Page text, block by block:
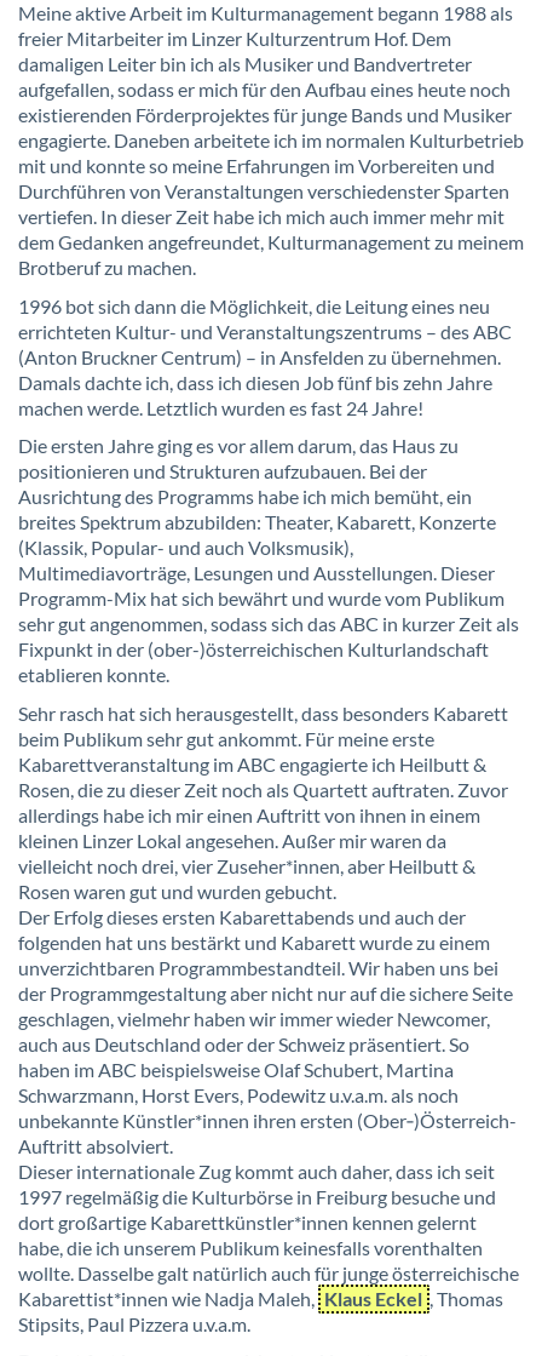
Meine aktive Arbeit im Kulturmanagement begann 1988 als
freier Mitarbeiter im Linzer Kulturzentrum Hof. Dem
damaligen Leiter bin ich als Musiker und Bandvertreter
aufgefallen, sodass er mich für den Aufbau eines heute noch
existierenden Förderprojektes für junge Bands und Musiker
engagierte. Daneben arbeitete ich im normalen Kulturbetrieb
mit und konnte so meine Erfahrungen im Vorbereiten und
Durchführen von Veranstaltungen verschiedenster Sparten
vertiefen. In dieser Zeit habe ich mich auch immer mehr mit
dem Gedanken angefreundet, Kulturmanagement zu meinem
Brotberuf zu machen.
1996 bot sich dann die Möglichkeit, die Leitung eines neu
errichteten Kultur- und Veranstaltungszentrums – des ABC
(Anton Bruckner Centrum) – in Ansfelden zu übernehmen.
Damals dachte ich, dass ich diesen Job fünf bis zehn Jahre
machen werde. Letztlich wurden es fast 24 Jahre!
Die ersten Jahre ging es vor allem darum, das Haus zu
positionieren und Strukturen aufzubauen. Bei der
Ausrichtung des Programms habe ich mich bemüht, ein
breites Spektrum abzubilden: Theater, Kabarett, Konzerte
(Klassik, Popular- und auch Volksmusik),
Multimediavorträge, Lesungen und Ausstellungen. Dieser
Programm-Mix hat sich bewährt und wurde vom Publikum
sehr gut angenommen, sodass sich das ABC in kurzer Zeit als
Fixpunkt in der (ober-)österreichischen Kulturlandschaft
etablieren konnte.
Sehr rasch hat sich herausgestellt, dass besonders Kabarett
beim Publikum sehr gut ankommt. Für meine erste
Kabarettveranstaltung im ABC engagierte ich Heilbutt &
Rosen, die zu dieser Zeit noch als Quartett auftraten. Zuvor
allerdings habe ich mir einen Auftritt von ihnen in einem
kleinen Linzer Lokal angesehen. Außer mir waren da
vielleicht noch drei, vier Zuseher*innen, aber Heilbutt &
Rosen waren gut und wurden gebucht.
Der Erfolg dieses ersten Kabarettabends und auch der
folgenden hat uns bestärkt und Kabarett wurde zu einem
unverzichtbaren Programmbestandteil. Wir haben uns bei
der Programmgestaltung aber nicht nur auf die sichere Seite
geschlagen, vielmehr haben wir immer wieder Newcomer,
auch aus Deutschland oder der Schweiz präsentiert. So
haben im ABC beispielsweise Olaf Schubert, Martina
Schwarzmann, Horst Evers, Podewitz u.v.a.m. als noch
unbekannte Künstler*innen ihren ersten (Ober‑)Österreich-
Auftritt absolviert.
Dieser internationale Zug kommt auch daher, dass ich seit
1997 regelmäßig die Kulturbörse in Freiburg besuche und
dort großartige Kabarettkünstler*innen kennen gelernt
habe, die ich unserem Publikum keinesfalls vorenthalten
wollte. Dasselbe galt natürlich auch für junge österreichische
Kabarettist*innen wie Nadja Maleh, Klaus Eckel , Thomas
Stipsits, Paul Pizzera u.v.a.m.